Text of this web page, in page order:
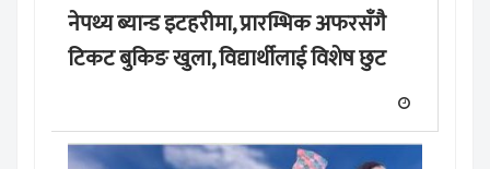
नेपथ्य ब्यान्ड इटहरीमा, प्रारम्भिक अफरसँगै
टिकट बुकिङ खुला, विद्यार्थीलाई विशेष छुट